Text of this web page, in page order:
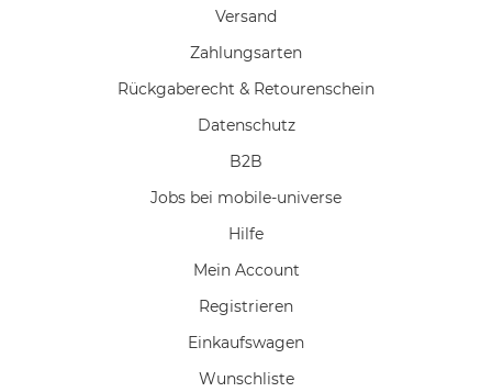
Versand
Zahlungsarten
Rückgaberecht & Retourenschein
Datenschutz
B2B
Jobs bei mobile-universe
Hilfe
Mein Account
Registrieren
Einkaufswagen
Wunschliste